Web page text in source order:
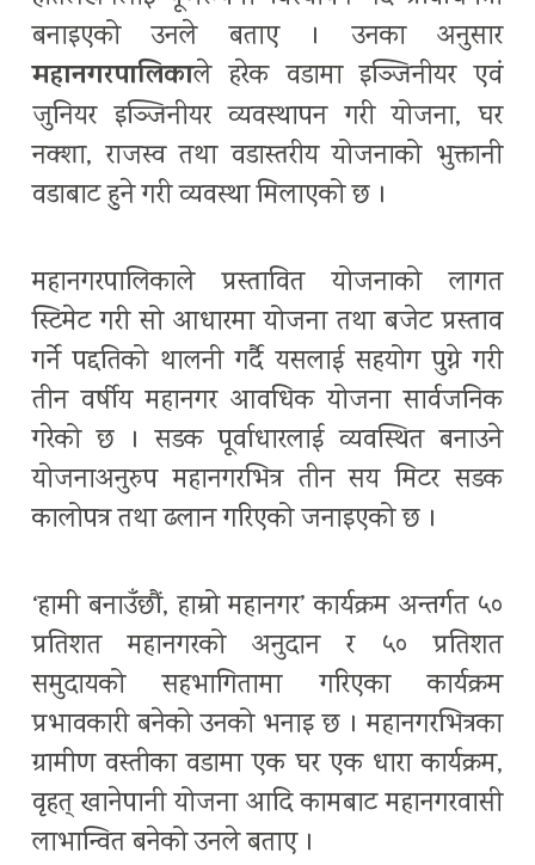
बनाइएको उनले बताए । उनका अनुसार
महानगरपालिकाले हरेक वडामा इञ्जिनीयर एवं
जुनियर इञ्जिनीयर व्यवस्थापन गरी योजना, घर
नक्शा, राजस्व तथा वडास्तरीय योजनाको भुक्तानी
वडाबाट हुने गरी व्यवस्था मिलाएको छ ।
महानगरपालिकाले प्रस्तावित योजनाको लागत
स्टिमेट गरी सो आधारमा योजना तथा बजेट प्रस्ताव
गर्ने पद्दतिको थालनी गर्दै यसलाई सहयोग पुग्ने गरी
तीन वर्षीय महानगर आवधिक योजना सार्वजनिक
गरेको छ । सडक पूर्वाधारलाई व्यवस्थित बनाउने
योजनाअनुरुप महानगरभित्र तीन सय मिटर सडक
कालोपत्र तथा ढलान गरिएको जनाइएको छ ।
‘हामी बनाउँछौं, हाम्रो महानगर’ कार्यक्रम अन्तर्गत ५०
प्रतिशत महानगरको अनुदान र ५० प्रतिशत
समुदायको सहभागितामा गरिएका कार्यक्रम
प्रभावकारी बनेको उनको भनाइ छ । महानगरभित्रका
ग्रामीण वस्तीका वडामा एक घर एक धारा कार्यक्रम,
वृहत् खानेपानी योजना आदि कामबाट महानगरवासी
लाभान्वित बनेको उनले बताए ।